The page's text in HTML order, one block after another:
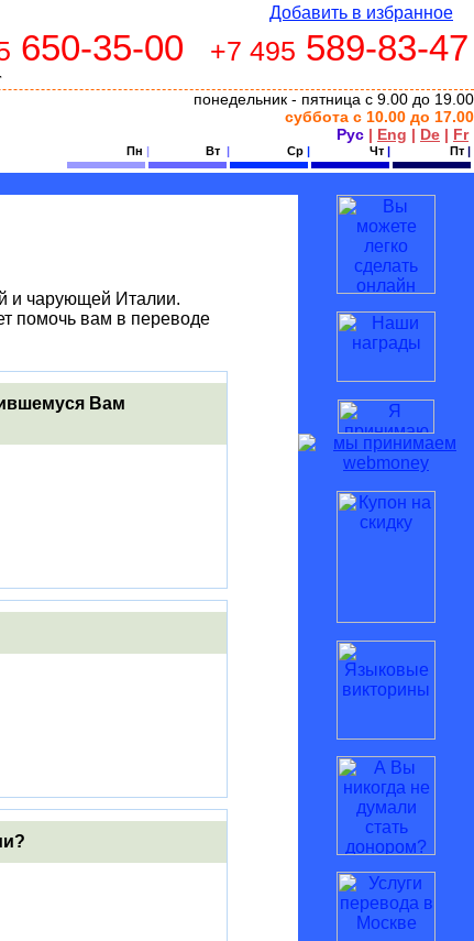
Добавить в избранное
650-35-00 +7 495 589-83-47
понедельник - пятница с 9.00 до 19.00
суббота с 10.00 до 17.00
Рус | Eng | De | Fr
Пн | Вт | Ср | Чт | Пт |
и чарующей Италии.
помочь вам в переводе
Вам